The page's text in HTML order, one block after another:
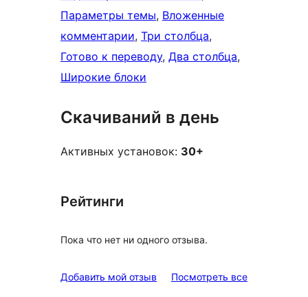
Параметры темы, Вложенные
комментарии, Три столбца
Готово к переводу, Два столбца
Широкие блоки
Скачиваний в день
Активных установок: 30+
Рейтинги
Пока что нет ни одного отзыва.
Добавить мой отзыв Посмотреть всеотзывы